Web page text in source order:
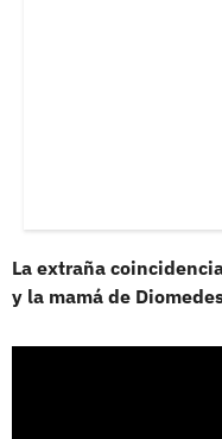
La extraña
y la mamá de